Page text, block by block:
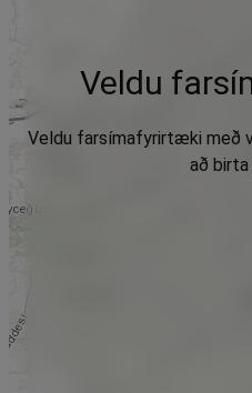
Veldu
Veldu farsímafyrirtæki með
að birta